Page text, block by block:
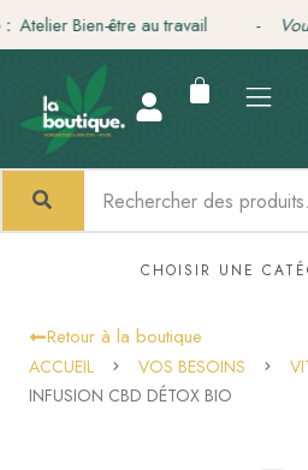
au
Bien-être au travail - Vous
CHOISIR UNE
Retour à la boutique
ACCUEIL VOS BESOINS
INFUSION CBD DÉTOX BIO